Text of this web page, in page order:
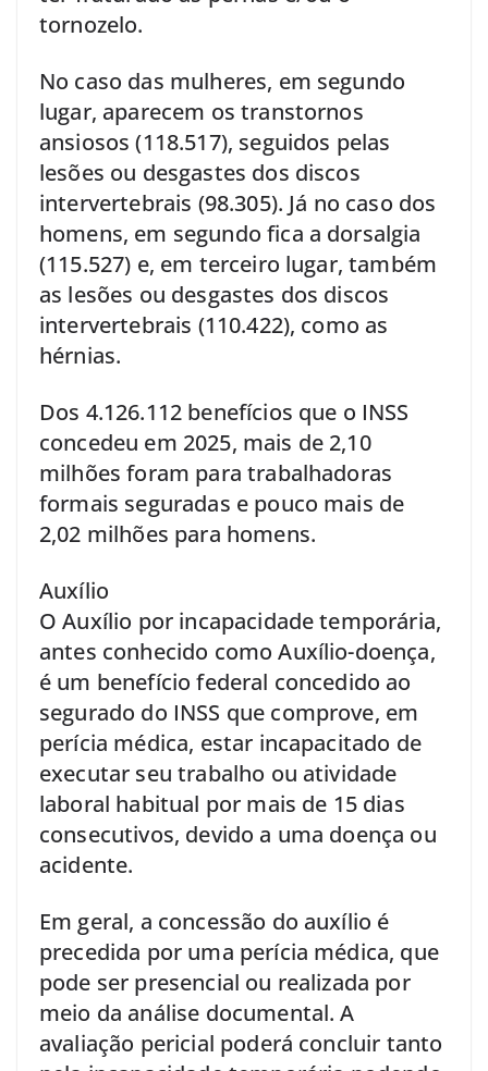
tornozelo.
No caso das mulheres, em segundo
lugar, aparecem os transtornos
ansiosos (118.517), seguidos pelas
lesões ou desgastes dos discos
intervertebrais (98.305). Já no caso dos
homens, em segundo fica a dorsalgia
(115.527) e, em terceiro lugar, também
as lesões ou desgastes dos discos
intervertebrais (110.422), como as
hérnias.
Dos 4.126.112 benefícios que o INSS
concedeu em 2025, mais de 2,10
milhões foram para trabalhadoras
formais seguradas e pouco mais de
2,02 milhões para homens.
Auxílio
O Auxílio por incapacidade temporária,
antes conhecido como Auxílio-doença,
é um benefício federal concedido ao
segurado do INSS que comprove, em
perícia médica, estar incapacitado de
executar seu trabalho ou atividade
laboral habitual por mais de 15 dias
consecutivos, devido a uma doença ou
acidente.
Em geral, a concessão do auxílio é
precedida por uma perícia médica, que
pode ser presencial ou realizada por
meio da análise documental. A
avaliação pericial poderá concluir tanto